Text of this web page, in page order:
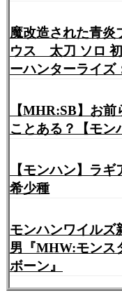
魔改造された青炎
ウス 太刀 ソロ
ーハンターライズ
【MHR:SB】お
ことある？【モン
【モンハン】ラ
希少種
モンハンワイルズ
男『MHW:モンス
ボーン』